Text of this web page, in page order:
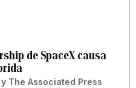
de SpaceX causa
y The Associated Press